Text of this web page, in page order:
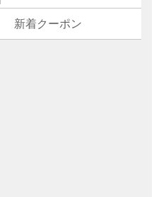
新着クーポン